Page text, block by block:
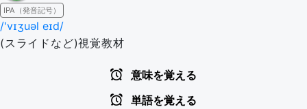
IPA（発音記号）
/'vɪʒuəl eɪd/
(スライドなど)視覚教材
意味を覚える
単語を覚える